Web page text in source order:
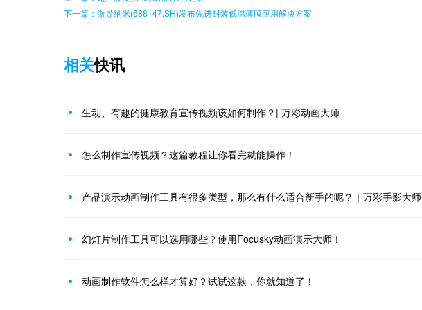
下一篇：微导纳米(688147.SH)发布先进封装低温薄膜应用解决方案
相关快讯
生动、有趣的健康教育宣传视频该如何制作？| 万彩动画大师
怎么制作宣传视频？这篇教程让你看完就能操作！
产品演示动画制作工具有很多类型，那么有什么适合新手的呢？｜万彩手影大师
幻灯片制作工具可以选用哪些？使用Focusky动画演示大师！
动画制作软件怎么样才算好？试试这款，你就知道了！